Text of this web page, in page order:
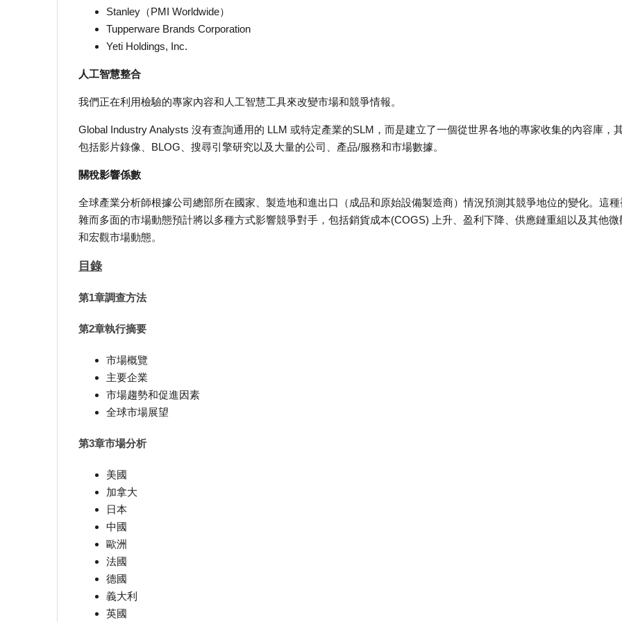
Stanley（PMI Worldwide）
Tupperware Brands Corporation
Yeti Holdings, Inc.
人工智慧整合
我們正在利用檢驗的專家內容和人工智慧工具來改變市場和競爭情報。
Global Industry Analysts 沒有查詢通用的 LLM 或特定產業的SLM，而是建立了一個從世界各地的專家收集的內容庫，
包括影片錄像、BLOG、搜尋引擎研究以及大量的公司、產品/服務和市場數據。
關稅影響係數
全球產業分析師根據公司總部所在國家、製造地和進出口（成品和原始設備製造商）情況預測其競爭地位的變化。這種
雜而多面的市場動態預計將以多種方式影響競爭對手，包括銷貨成本(COGS) 上升、盈利下降、供應鏈重組以及其他微
和宏觀市場動態。
目錄
第1章調查方法
第2章執行摘要
市場概覽
主要企業
市場趨勢和促進因素
全球市場展望
第3章市場分析
美國
加拿大
日本
中國
歐洲
法國
德國
義大利
英國